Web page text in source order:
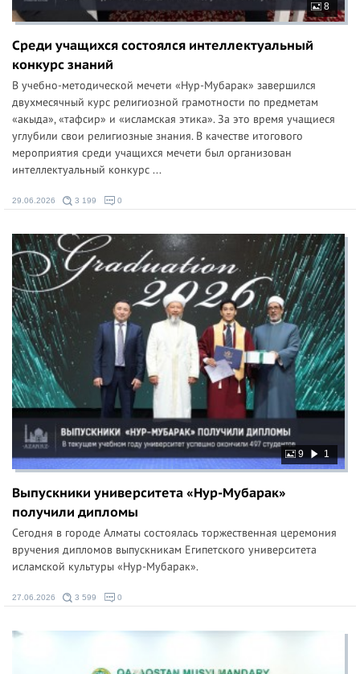
8
Среди учащихся состоялся интеллектуальный
конкурс знаний
В учебно-методической мечети «Нур-Мубарак» завершился
двухмесячный курс религиозной грамотности по предметам
«акыда», «тафсир» и «исламская этика». За это время учащиеся
углубили свои религиозные знания. В качестве итогового
мероприятия среди учащихся мечети был организован
интеллектуальный конкурс ...
29.06.2026 3 199 0
9 1
Выпускники университета «Нур-Мубарак»
получили дипломы
Сегодня в городе Алматы состоялась торжественная церемония
вручения дипломов выпускникам Египетского университета
исламской культуры «Нур-Мубарак».
27.06.2026 3 599 0